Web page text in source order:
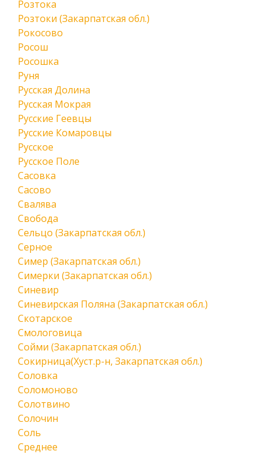
Розтока
Розтоки (Закарпатская обл.)
Рокосово
Росош
Росошка
Руня
Русская Долина
Русская Мокрая
Русские Геевцы
Русские Комаровцы
Русское
Русское Поле
Сасовка
Сасово
Свалява
Свобода
Сельцо (Закарпатская обл.)
Серное
Симер (Закарпатская обл.)
Симерки (Закарпатская обл.)
Синевир
Синевирская Поляна (Закарпатская обл.)
Скотарское
Смологовица
Сойми (Закарпатская обл.)
Сокирница(Хуст.р-н, Закарпатская обл.)
Соловка
Соломоново
Солотвино
Солочин
Соль
Среднее